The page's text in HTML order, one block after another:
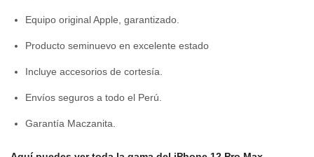
Equipo original Apple, garantizado.
Producto seminuevo en excelente estado
Incluye accesorios de cortesía.
Envíos seguros a todo el Perú.
Garantía Maczanita.